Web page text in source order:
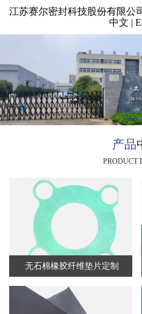
江苏赛尔密封科技股份有限公
中文 |
产品
PRODUCT
无石棉橡胶纤维垫片定制